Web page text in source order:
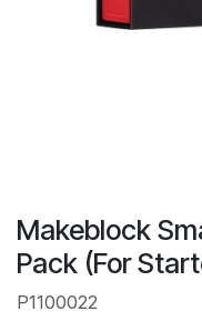
Makeblock
Pack (For
P1100022